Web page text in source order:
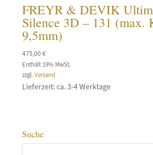
FREYR & DEVIK
Silence 3D – 131 (max.
9,5mm)
475,00€
Enthält 19% MwSt.
zzgl.Versand
Lieferzeit: ca. 3-4 Werktage
Suche